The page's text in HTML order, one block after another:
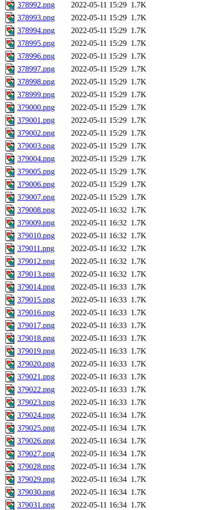
378992.png
2022-05-11 15:29 1.7K
378993.png
2022-05-11 15:29 1.7K
378994.png
2022-05-11 15:29 1.7K
378995.png
2022-05-11 15:29 1.7K
378996.png
2022-05-11 15:29 1.7K
378997.png
2022-05-11 15:29 1.7K
378998.png
2022-05-11 15:29 1.7K
378999.png
2022-05-11 15:29 1.7K
379000.png
2022-05-11 15:29 1.7K
379001.png
2022-05-11 15:29 1.7K
379002.png
2022-05-11 15:29 1.7K
379003.png
2022-05-11 15:29 1.7K
379004.png
2022-05-11 15:29 1.7K
379005.png
2022-05-11 15:29 1.7K
379006.png
2022-05-11 15:29 1.7K
379007.png
2022-05-11 15:29 1.7K
379008.png
2022-05-11 16:32 1.7K
379009.png
2022-05-11 16:32 1.7K
379010.png
2022-05-11 16:32 1.7K
379011.png
2022-05-11 16:32 1.7K
379012.png
2022-05-11 16:32 1.7K
379013.png
2022-05-11 16:32 1.7K
379014.png
2022-05-11 16:33 1.7K
379015.png
2022-05-11 16:33 1.7K
379016.png
2022-05-11 16:33 1.7K
379017.png
2022-05-11 16:33 1.7K
379018.png
2022-05-11 16:33 1.7K
379019.png
2022-05-11 16:33 1.7K
379020.png
2022-05-11 16:33 1.7K
379021.png
2022-05-11 16:33 1.7K
379022.png
2022-05-11 16:33 1.7K
379023.png
2022-05-11 16:33 1.7K
379024.png
2022-05-11 16:34 1.7K
379025.png
2022-05-11 16:34 1.7K
379026.png
2022-05-11 16:34 1.7K
379027.png
2022-05-11 16:34 1.7K
379028.png
2022-05-11 16:34 1.7K
379029.png
2022-05-11 16:34 1.7K
379030.png
2022-05-11 16:34 1.7K
379031.png
2022-05-11 16:34 1.7K